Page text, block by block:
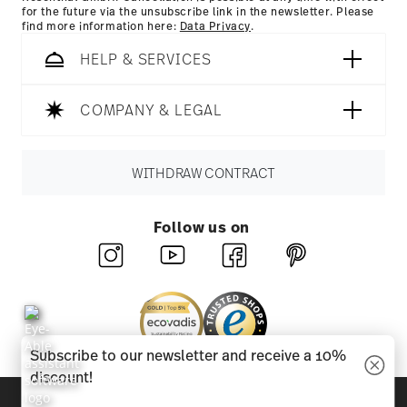
for the future via the unsubscribe link in the newsletter. Please
find more information here: Data Privacy.
HELP & SERVICES
COMPANY & LEGAL
WITHDRAW CONTRACT
Follow us on
Subscribe to our newsletter and receive a 10%
discount!